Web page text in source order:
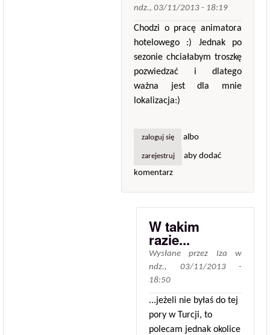
ndz., 03/11/2013 - 18:19
Chodzi o pracę animatora
hotelowego :) Jednak po
sezonie chciałabym troszkę
pozwiedzać i dlatego
ważna jest dla mnie
lokalizacja:)
zaloguj się albo
zarejestruj
aby dodać
komentarz
W takim
razie...
Wysłane przez Iza w
ndz., 03/11/2013 -
18:50
...jeżeli nie byłaś do tej
pory w Turcji, to
polecam jednak okolice